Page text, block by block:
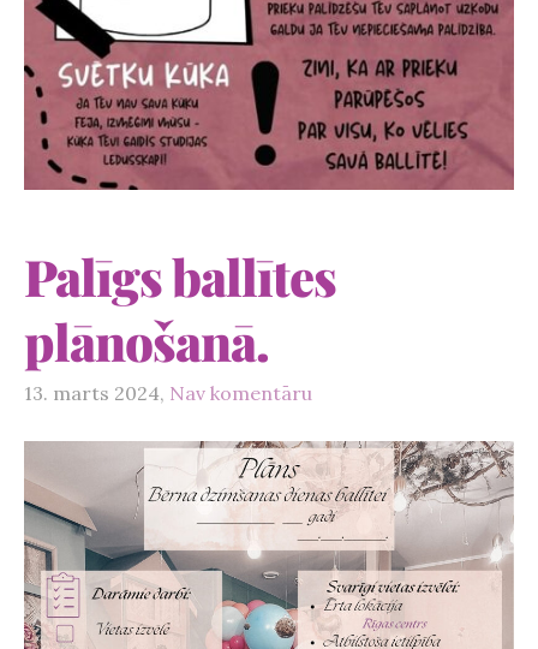
Palīgs ballītes
plānošanā.
13. marts 2024, Nav komentāru